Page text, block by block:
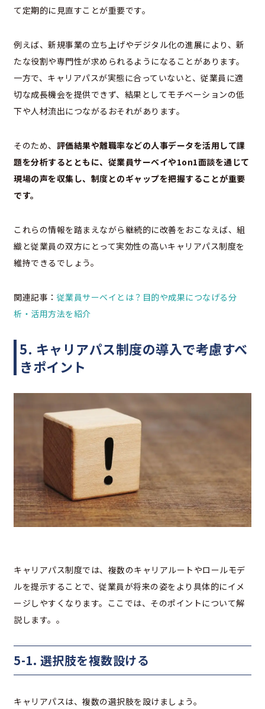
て定期的に見直すことが重要です。
例えば、新規事業の立ち上げやデジタル化の進展により、新
たな役割や専門性が求められるようになることがあります。
一方で、キャリアパスが実態に合っていないと、従業員に適
切な成長機会を提供できず、結果としてモチベーションの低
下や人材流出につながるおそれがあります。
そのため、 評価結果や離職率などの人事データを活用して課
題を分析するとともに、従業員サーベイや1on1面談を通じて
現場の声を収集し、制度とのギャップを把握することが重要
です。
これらの情報を踏まえながら継続的に改善をおこなえば、組
織と従業員の双方にとって実効性の高いキャリアパス制度を
維持できるでしょう。
関連記事： 従業員サーベイとは？目的や成果につなげる分
析・活用方法を紹介
5. キャリアパス制度の導入で考慮すべ
きポイント
キャリアパス制度では、複数のキャリアルートやロールモデ
ルを提示することで、従業員が将来の姿をより具体的にイメ
ージしやすくなります。ここでは、そのポイントについて解
説します。。
5-1. 選択肢を複数設ける
キャリアパスは、複数の選択肢を設けましょう。